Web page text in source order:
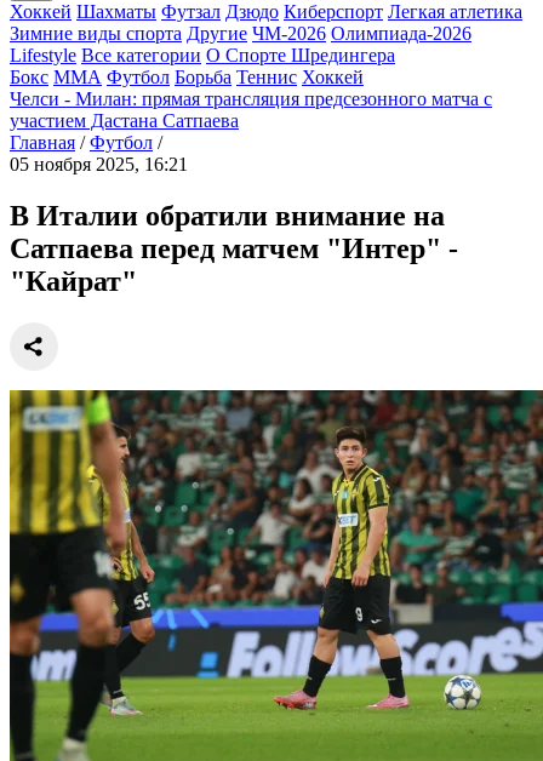
Хоккей Шахматы Футзал Дзюдо Киберспорт Легкая атлетика
Зимние виды спорта Другие ЧМ-2026 Олимпиада-2026
Lifestyle Все категории О Спорте Шредингера
Бокс ММА Футбол Борьба Теннис Хоккей
Челси - Милан: прямая трансляция предсезонного матча с
участием Дастана Сатпаева
Главная / Футбол /
05 ноября 2025, 16:21
В Италии обратили внимание на
Сатпаева перед матчем "Интер" -
"Кайрат"